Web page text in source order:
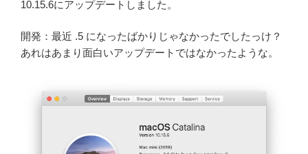
10.15.6にアップデートしました。
開発：最近 .5 になったばかりじゃなかったでしたっけ？
あれはあまり面白いアップデートではなかったような。